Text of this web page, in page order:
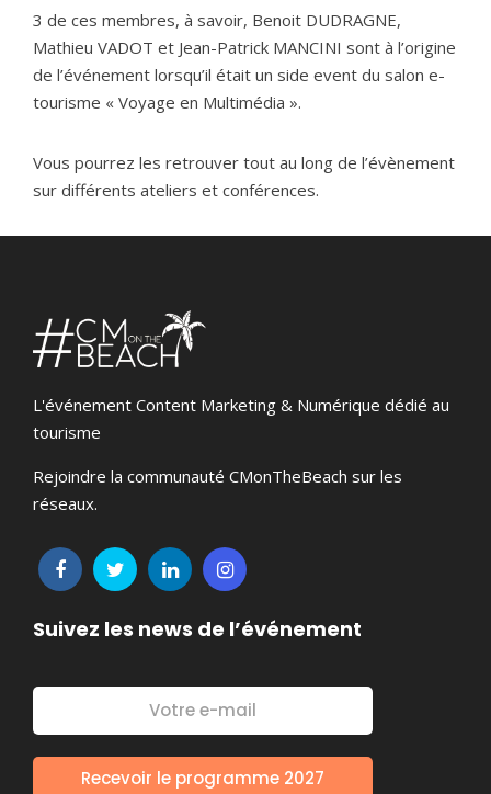
3 de ces membres, à savoir, Benoit DUDRAGNE,
Mathieu VADOT et Jean-Patrick MANCINI sont à l’origine
de l’événement lorsqu’il était un side event du salon e-
tourisme « Voyage en Multimédia ».
Vous pourrez les retrouver tout au long de l’évènement
sur différents ateliers et conférences.
L'événement Content Marketing & Numérique dédié au
tourisme
Rejoindre la communauté CMonTheBeach sur les
réseaux.
Suivez les news de l’événement